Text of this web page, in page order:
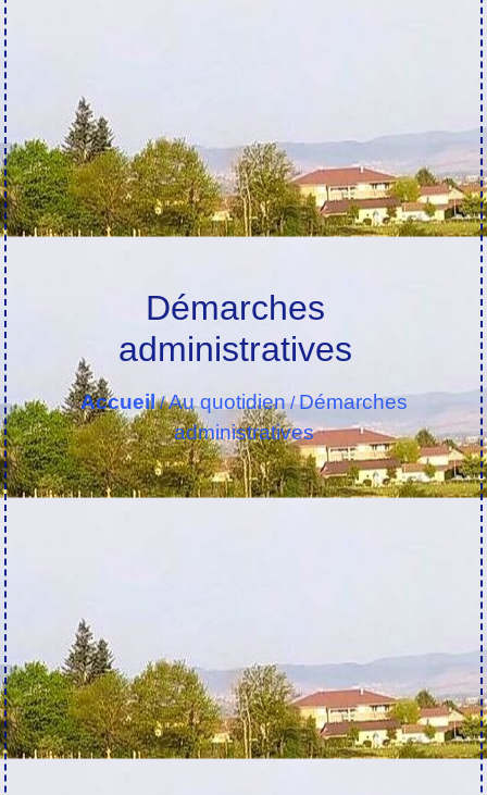
Démarches
administratives
Accueil/Au quotidien/Démarches
administratives